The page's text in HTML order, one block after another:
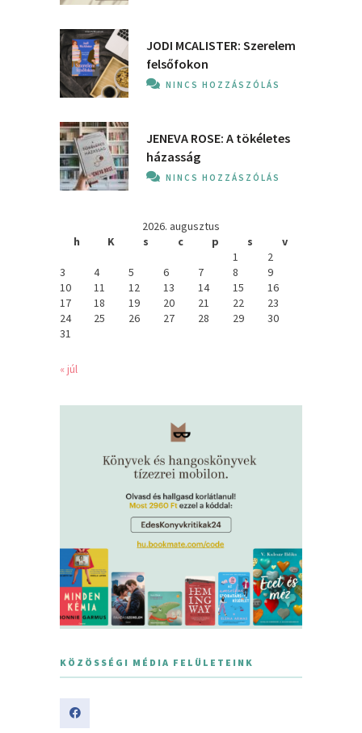
JODI MCALISTER: Szerelem
felsőfokon
NINCS HOZZÁSZÓLÁS
JENEVA ROSE: A ​tökéletes
házasság
NINCS HOZZÁSZÓLÁS
2026. augusztus
h
K s c p s
v
1
2
3
4 5 6 7 8
9
10
11 12 13 14 15
16
17
18 19 20 21 22
23
24
25 26 27 28 29
30
31
« júl
KÖZÖSSÉGI MÉDIA FELÜLETEINK